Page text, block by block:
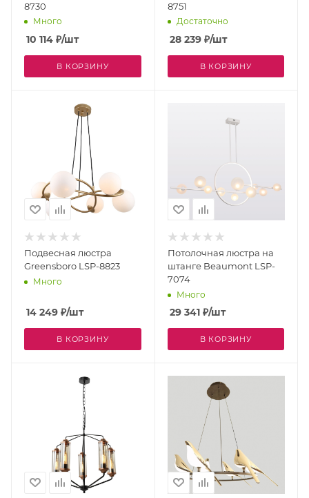
8730
Много
10 114 ₽/шт
В КОРЗИНУ
8751
Достаточно
28 239₽/шт
В КОРЗИНУ
Подвесная люстра
Greensboro LSP-8823
Много
14 249 ₽/шт
В КОРЗИНУ
Потолочная люстра на
штанге Beaumont LSP-
7074
Много
29 341₽/шт
В КОРЗИНУ